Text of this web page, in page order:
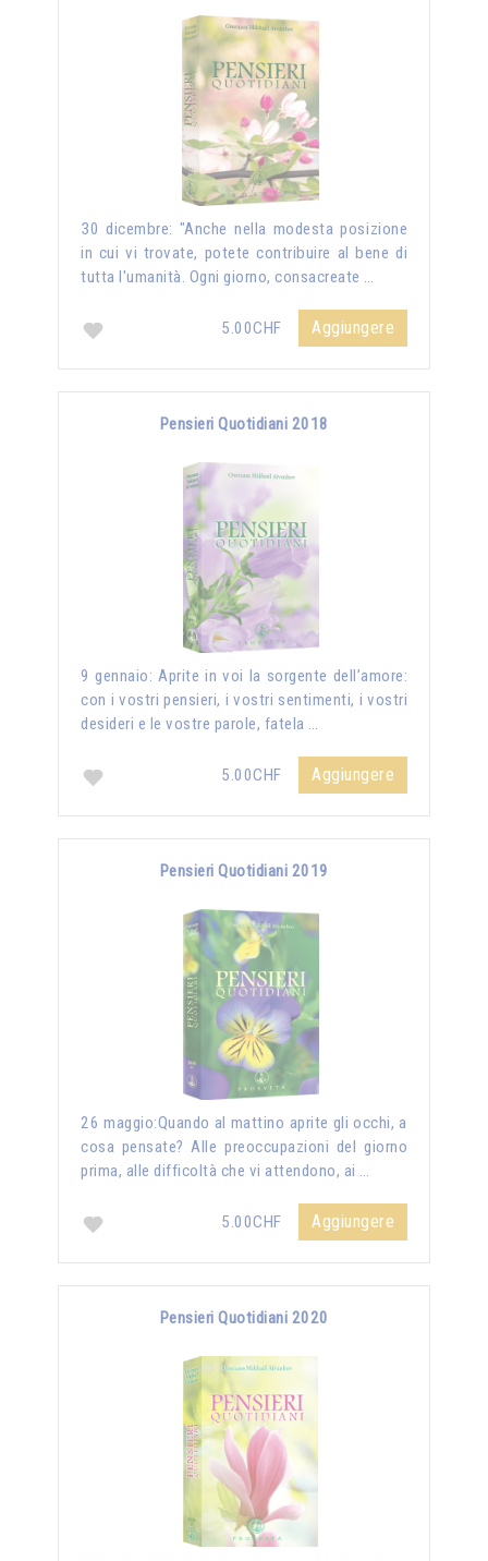
30 dicembre: "Anche nella modesta posizione
in cui vi trovate, potete contribuire al bene di
tutta l'umanità. Ogni giorno, consacreate …
5.00CHF Aggiungere
Pensieri Quotidiani 2018
9 gennaio: Aprite in voi la sorgente dell’amore:
con i vostri pensieri, i vostri sentimenti, i vostri
desideri e le vostre parole, fatela …
5.00CHF Aggiungere
Pensieri Quotidiani 2019
26 maggio:Quando al mattino aprite gli occhi, a
cosa pensate? Alle preoccupazioni del giorno
prima, alle difficoltà che vi attendono, ai …
5.00CHF Aggiungere
Pensieri Quotidiani 2020